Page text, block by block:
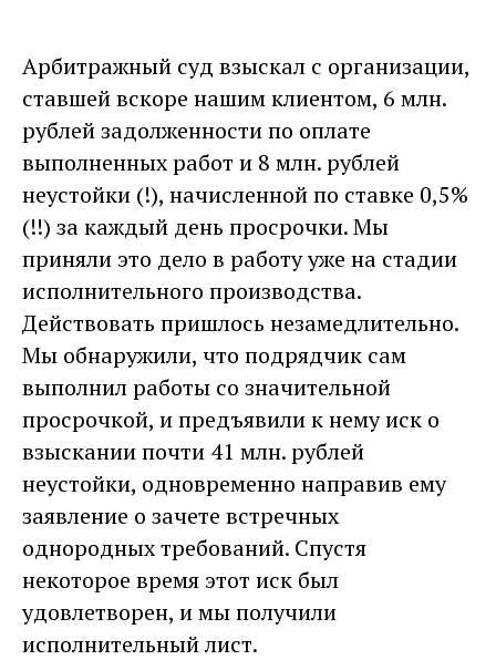
Арбитражный суд взыскал с организации,
ставшей вскоре нашим клиентом, 6 млн.
рублей задолженности по оплате
выполненных работ и 8 млн. рублей
неустойки (!), начисленной по ставке 0,5%
(!!) за каждый день просрочки. Мы
приняли это дело в работу уже на стадии
исполнительного производства.
Действовать пришлось незамедлительно.
Мы обнаружили, что подрядчик сам
выполнил работы со значительной
просрочкой, и предъявили к нему иск о
взыскании почти 41 млн. рублей
неустойки, одновременно направив ему
заявление о зачете встречных
однородных требований. Спустя
некоторое время этот иск был
удовлетворен, и мы получили
исполнительный лист.